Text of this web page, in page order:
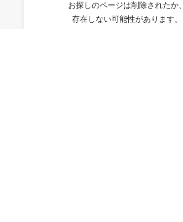
お探しのページは削除されたか、
存在しない可能性があります。